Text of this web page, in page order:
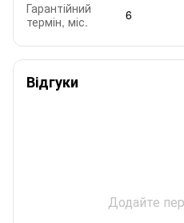
Гарантійний
термін, міс.
6
Відгуки
Додайте